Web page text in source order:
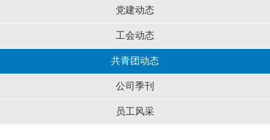
党建动态
工会动态
共青团动态
公司季刊
员工风采